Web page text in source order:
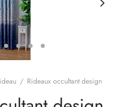
/ Rideaux occultant design